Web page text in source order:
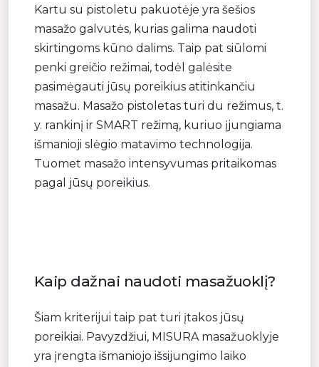
Kartu su pistoletu pakuotėje yra šešios
masažo galvutės, kurias galima naudoti
skirtingoms kūno dalims. Taip pat siūlomi
penki greičio režimai, todėl galėsite
pasimėgauti jūsų poreikius atitinkančiu
masažu. Masažo pistoletas turi du režimus, t.
y. rankinį ir SMART režimą, kuriuo įjungiama
išmanioji slėgio matavimo technologija.
Tuomet masažo intensyvumas pritaikomas
pagal jūsų poreikius.
Kaip dažnai naudoti masažuoklį?
Šiam kriterijui taip pat turi įtakos jūsų
poreikiai. Pavyzdžiui, MISURA masažuoklyje
yra įrengta išmaniojo išsijungimo laiko